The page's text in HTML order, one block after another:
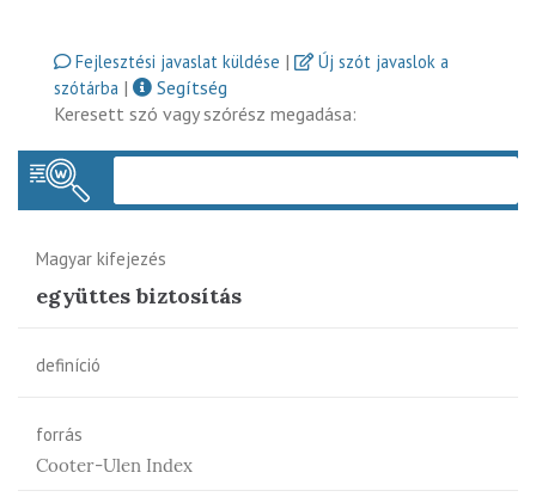
Fejlesztési javaslat küldése |
Új szót javaslok a
szótárba |
Segítség
Keresett szó vagy szórész megadása:
Magyar kifejezés
együttes biztosítás
definíció
forrás
Cooter-Ulen Index